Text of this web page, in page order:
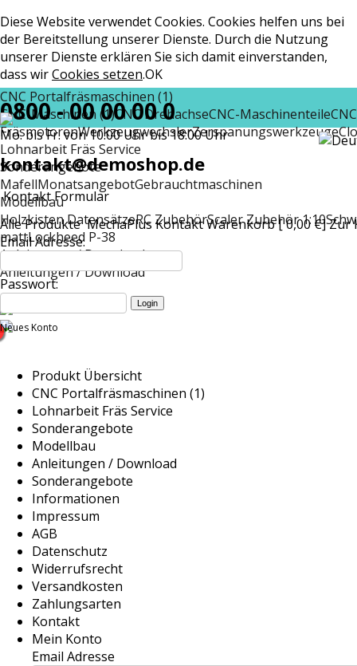
Diese Website verwendet Cookies. Cookies helfen uns bei
der Bereitstellung unserer Dienste. Durch die Nutzung
unserer Dienste erklären Sie sich damit einverstanden,
dass wirCookies setzen.OK
CNC Portalfräsmaschinen (1)
CNC-Maschinen (1)CNC DrehachseCNC-Maschinenteile
FräsmotorenWerkzeugwechslerZerspanungswerkzeuge
Lohnarbeit Fräs Service
Sonderangebote
MafellMonatsangebotGebrauchtmaschinen
Modellbau
Holzkisten DatensätzeRC ZubehörScaler Zubehör 1:10
mattLockheed P-38
Anleitungen / Download
Anleitungen / Download
0800 - 00 00 00 0
Mo. bis Fr. von 10:00 Uhr bis 18:00 Uhr
kontakt@demoshop.de
Kontakt Formular
Alle Produkte MechaPlus KontaktWarenkorb [ 0,00 €]Zur
Email Adresse:
Passwort:
Neues Konto
Produkt Übersicht
CNC Portalfräsmaschinen (1)
Lohnarbeit Fräs Service
Sonderangebote
Modellbau
Anleitungen / Download
Sonderangebote
Informationen
Impressum
AGB
Datenschutz
Widerrufsrecht
Versandkosten
Zahlungsarten
Kontakt
Mein Konto
Email Adresse